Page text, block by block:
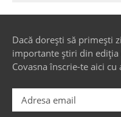
Dacă dorești să primești
importante știri din
Covasna înscrie-te aici